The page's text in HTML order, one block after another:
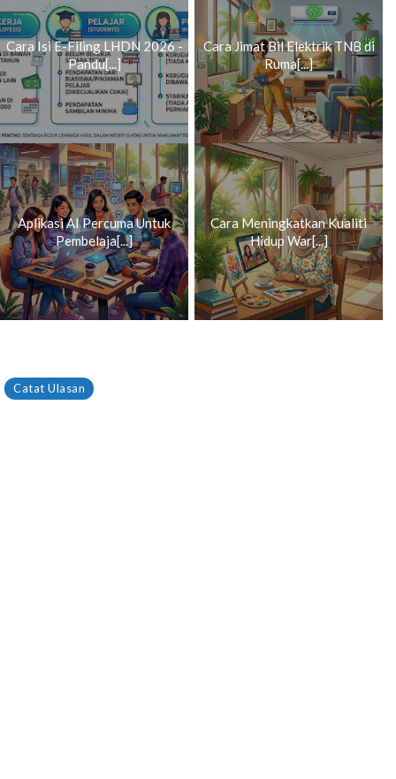
Cara Isi E-Filing LHDN 2026 -
Pandu[...]
Cara Jimat Bil Elektrik TNB di
Ruma[...]
Aplikasi AI Percuma Untuk
Pembelaja[...]
Cara Meningkatkan Kualiti
Hidup War[...]
Catat Ulasan